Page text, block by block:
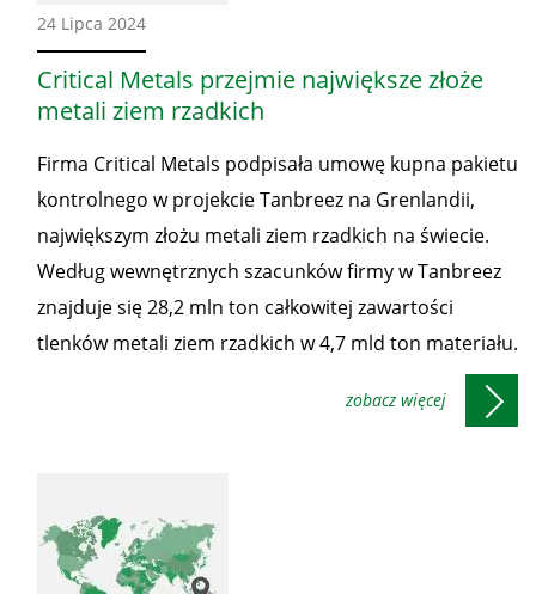
24 Lipca 2024Ze
świata
Critical Metals przejmie największe złoże
metali ziem rzadkich
Firma Critical Metals podpisała umowę kupna pakietu
kontrolnego w projekcie Tanbreez na Grenlandii,
największym złożu metali ziem rzadkich na świecie.
Według wewnętrznych szacunków firmy w Tanbreez
znajduje się 28,2 mln ton całkowitej zawartości
tlenków metali ziem rzadkich w 4,7 mld ton materiału.